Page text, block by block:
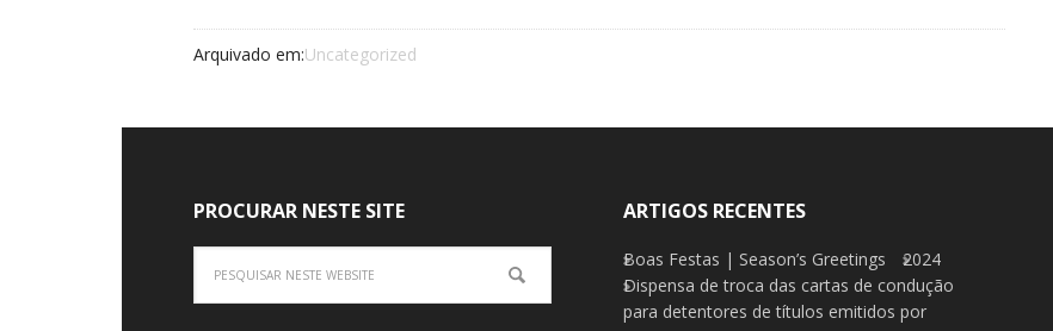
Arquivado em:Uncategorized
PROCURAR NESTE SITE ARTIGOS RECENTES
Boas Festas | Season’s Greetings
2024
Dispensa de troca das cartas de condução
para detentores de títulos emitidos por